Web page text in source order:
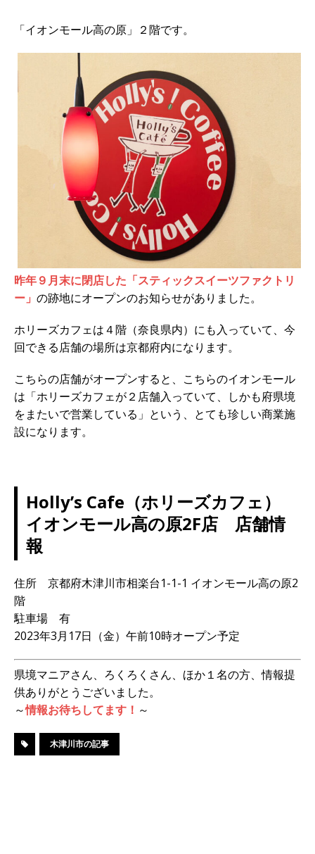
「イオンモール高の原」２階です。
昨年９月末に閉店した「スティックスイーツファクトリ
ー」 の跡地にオープンのお知らせがありました。
ホリーズカフェは４階（奈良県内）にも入っていて、今
回できる店舗の場所は京都府内になります。
こちらの店舗がオープンすると、こちらのイオンモール
は「ホリーズカフェが２店舗入っていて、しかも府県境
をまたいで営業している」という、とても珍しい商業施
設になります。
Holly’s Cafe（ホリーズカフェ）
イオンモール高の原2F店 店舗情
報
住所 京都府木津川市相楽台1-1-1 イオンモール高の原2
階
駐車場 有
2023年3月17日（金）午前10時オープン予定
県境マニアさん、ろくろくさん、ほか１名の方、情報提
供ありがとうございました。
～情報お待ちしてます！ ～
木津川市の記事